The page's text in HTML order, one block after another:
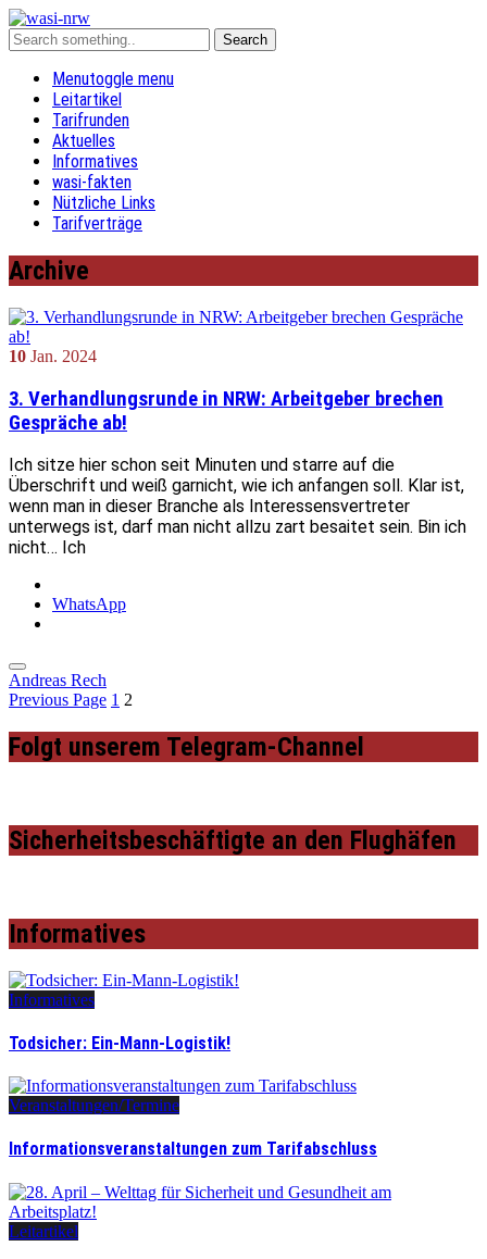
Menutoggle menu
Leitartikel
Tarifrunden
Aktuelles
Informatives
wasi-fakten
Nützliche Links
Tarifverträge
Archive
10 Jan. 2024
3. Verhandlungsrunde in NRW: Arbeitgeber brechen
Gespräche ab!
Ich sitze hier schon seit Minuten und starre auf die
Überschrift und weiß garnicht, wie ich anfangen soll. Klar ist,
wenn man in dieser Branche als Interessensvertreter
unterwegs ist, darf man nicht allzu zart besaitet sein. Bin ich
nicht… Ich
WhatsApp
Andreas Rech
Previous Page 1 2
Folgt unserem Telegram-Channel
Sicherheitsbeschäftigte an den Flughäfen
Informatives
Informatives
Todsicher: Ein-Mann-Logistik!
Veranstaltungen/Termine
Informationsveranstaltungen zum Tarifabschluss
Leitartikel